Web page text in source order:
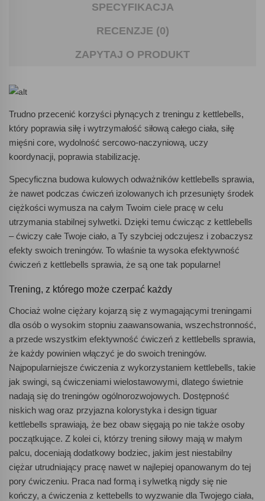
SPECYFIKACJA
RECENZJE (0)
ZAPYTAJ O PRODUKT
Trudno przecenić korzyści płynących z treningu z kettlebells,
który poprawia siłę i wytrzymałość siłową całego ciała, siłę
mięśni core, wydolność sercowo-naczyniową, uczy
koordynacji, poprawia stabilizację.
Specyficzna budowa kulowych odważników kettlebells sprawia,
że nawet podczas ćwiczeń izolowanych ich przesunięty środek
ciężkości wymusza na całym Twoim ciele pracę w celu
utrzymania stabilnej sylwetki. Dzięki temu ćwicząc z kettlebells
– ćwiczy całe Twoje ciało, a Ty szybciej odczujesz i zobaczysz
efekty swoich treningów. To właśnie ta wysoka efektywność
ćwiczeń z kettlebells sprawia, że są one tak popularne!
Trening, z którego może czerpać każdy
Chociaż wolne ciężary kojarzą się z wymagającymi treningami
dla osób o wysokim stopniu zaawansowania, wszechstronność,
a przede wszystkim efektywność ćwiczeń z kettlebells sprawia,
że każdy powinien włączyć je do swoich treningów.
Najpopularniejsze ćwiczenia z wykorzystaniem kettlebells, takie
jak swingi, są ćwiczeniami wielostawowymi, dlatego świetnie
nadają się do treningów ogólnorozwojowych. Dostępność
niskich wag oraz przyjazna kolorystyka i design tiguar
kettlebells sprawiają, że bez obaw sięgają po nie także osoby
początkujące. Z kolei ci, którzy trening siłowy mają w małym
palcu, doceniają dodatkowy bodziec, jakim jest niestabilny
ciężar utrudniający pracę nawet w najlepiej opanowanym do tej
pory ćwiczeniu. Praca nad formą i sylwetką nigdy się nie
kończy, a ćwiczenia z kettebells to wyzwanie dla Twojego ciała,